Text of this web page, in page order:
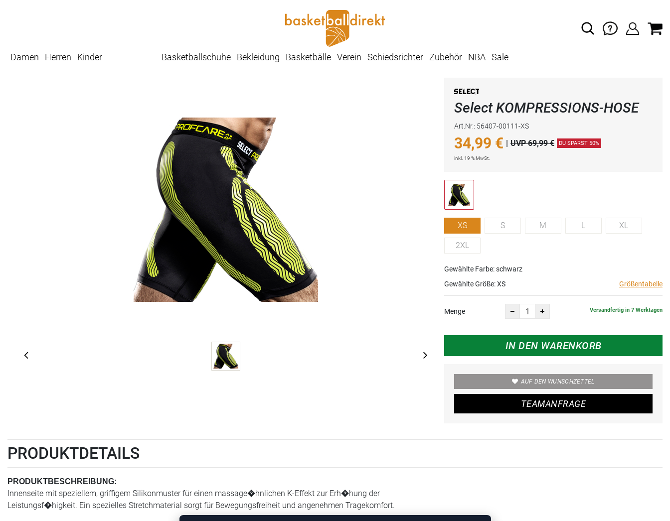
Damen Herren Kinder Basketballschuhe Bekleidung Basketbälle Verein Schiedsrichter Zubehör NBA Sale
Select KOMPRESSIONS-HOSE
Art.Nr.: 56407-00111-XS
34,99 € | UVP 69,99 € DU SPARST 50%
inkl. 19 % MwSt.
XS S M L XL
2XL
Gewählte Farbe: schwarz
Gewählte Größe:XS Größentabelle
Menge Versandfertig in 7 Werktagen
IN DEN WARENKORB
AUF DEN WUNSCHZETTEL
TEAMANFRAGE
PRODUKTDETAILS
PRODUKTBESCHREIBUNG:
Innenseite mit speziellem, griffigem Silikonmuster für einen massage�hnlichen K-Effekt zur Erh�hung der
Leistungsf�higkeit. Ein spezielles Stretchmaterial sorgt für Bewegungsfreiheit und angenehmen Tragekomfort.